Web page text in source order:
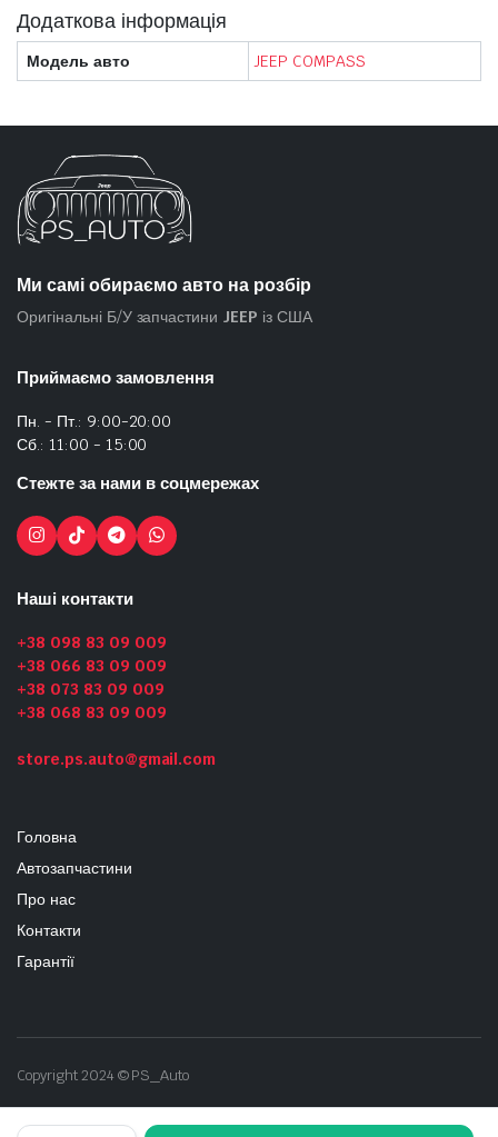
Додаткова інформація
Модель авто JEEP COMPASS
Ми самі обираємо авто на розбір
Оригінальні Б/У запчастини JEEP із США
Приймаємо замовлення
Пн. - Пт.: 9:00-20:00
Сб.: 11:00 - 15:00
Стежте за нами в соцмережах
Наші контакти
+38 098 83 09 009
+38 066 83 09 009
+38 073 83 09 009
+38 068 83 09 009
store.ps.auto@gmail.com
Головна
Автозапчастини
Про нас
Контакти
Гарантії
Copyright 2024 © PS_Auto